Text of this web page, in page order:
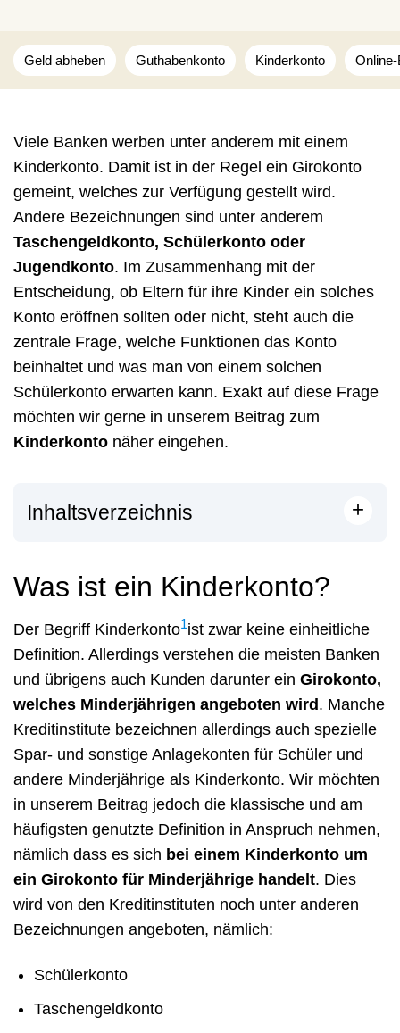
und zeigt, wie interessant und alltäglich das Thema Finanzen in
der Praxis ist.
Geld abheben Guthabenkonto Kinderkonto
Viele Banken werben unter anderem mit einem
Kinderkonto. Damit ist in der Regel ein Girokonto
gemeint, welches zur Verfügung gestellt wird.
Andere Bezeichnungen sind unter anderem
Taschengeldkonto, Schülerkonto oder
Jugendkonto. Im Zusammenhang mit der
Entscheidung, ob Eltern für ihre Kinder ein solches
Konto eröffnen sollten oder nicht, steht auch die
zentrale Frage, welche Funktionen das Konto
beinhaltet und was man von einem solchen
Schülerkonto erwarten kann. Exakt auf diese Frage
möchten wir gerne in unserem Beitrag zum
Kinderkonto näher eingehen.
Inhaltsverzeichnis +
Was ist ein Kinderkonto?
Der Begriff Kinderkonto1ist zwar keine einheitliche
Definition. Allerdings verstehen die meisten Banken
und übrigens auch Kunden darunter ein Girokonto,
welches Minderjährigen angeboten wird. Manche
Kreditinstitute bezeichnen allerdings auch spezielle
Spar- und sonstige Anlagekonten für Schüler und
andere Minderjährige als Kinderkonto. Wir möchten
in unserem Beitrag jedoch die klassische und am
häufigsten genutzte Definition in Anspruch nehmen,
nämlich dass es sich bei einem Kinderkonto um
ein Girokonto für Minderjährige handelt. Dies
wird von den Kreditinstituten noch unter anderen
Bezeichnungen angeboten, nämlich:
Schülerkonto
Taschengeldkonto